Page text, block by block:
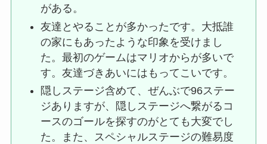
がある。
友達とやることが多かったです。大抵誰
の家にもあったような印象を受けまし
た。最初のゲームはマリオからが多いで
す。友達づきあいにはもってこいです。
隠しステージ含めて、ぜんぶで96ステー
ジありますが、隠しステージへ繋がるコ
ースのゴールを探すのがとても大変でし
た。また、スペシャルステージの難易度